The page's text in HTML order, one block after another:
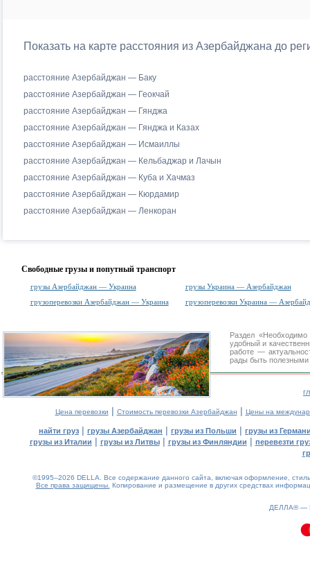
Показать на карте расстояния из Азербайджана до
расстояние Азербайджан — Баку
расстояние Азербайджан — Геокчай
расстояние Азербайджан — Гянджа
расстояние Азербайджан — Гянджа и Казах
расстояние Азербайджан — Исмаиллы
расстояние Азербайджан — Кельбаджар и Лачын
расстояние Азербайджан — Куба и Хачмаз
расстояние Азербайджан — Кюрдамир
расстояние Азербайджан — Ленкоран
Свободные грузы и попутный транспорт
грузы Азербайджан — Украина
грузы Украина — Азербайджан
грузоперевозки Азербайджан — Украина
грузоперевозки Украина —
Раздел
удобный и
работе —
рады быть полезными
Цена перевозки | Стоимость перевозки Азербайджан | Цены на
найти груз | грузы Азербайджан | грузы из Польши | грузы из
грузы из Италии | грузы из Литвы| грузы из Финляндии | перевезти
©1995–2026 DELLA. Все содержание данного сайта, включая оформление,
Все права защищены. Копирование и размещение в других средствах
ДЕЛЛА® —